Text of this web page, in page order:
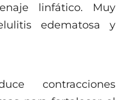
linfático. Muy
edematosa y
contracciones